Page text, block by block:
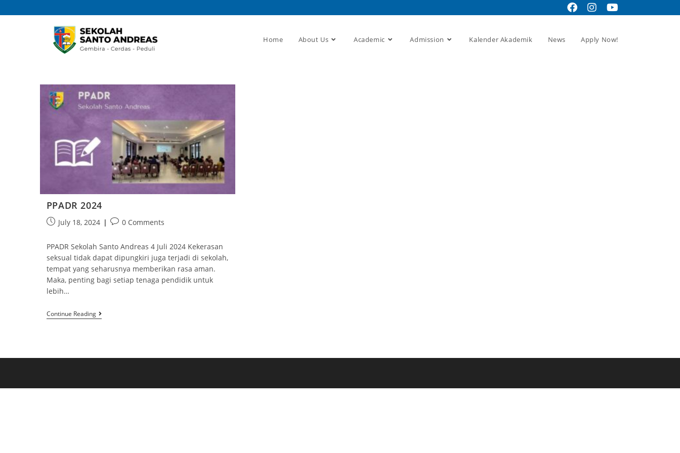
Home About Us Academic Admission Kalender Akademik News Apply Now!
PPADR 2024
July 18, 2024 0 Comments
PPADR Sekolah Santo Andreas 4 Juli 2024 Kekerasan
seksual tidak dapat dipungkiri juga terjadi di sekolah,
tempat yang seharusnya memberikan rasa aman.
Maka, penting bagi setiap tenaga pendidik untuk
lebih…
Continue Reading